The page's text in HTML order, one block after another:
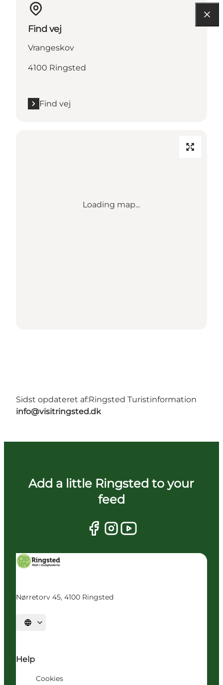
Find vej
Vrangeskov
4100 Ringsted
Find vej
Loading map...
Sidst opdateret af:Ringsted Turistinformation
info@visitringsted.dk
Add a little Ringsted to your
feed
Nørretorv 45, 4100 Ringsted
Vælg sprog
Help
Cookies